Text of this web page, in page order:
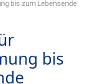
bis zum Lebensende
bis